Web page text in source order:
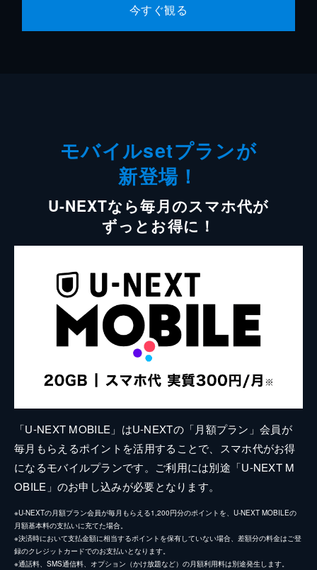
今すぐ観る
モバイルsetプランが
新登場！
U-NEXTなら毎月のスマホ代が
ずっとお得に！
「U-NEXT MOBILE」はU-NEXTの「月額プラン」会員が
毎月もらえるポイントを活用することで、スマホ代がお得
になるモバイルプランです。ご利用には別途「U-NEXT M
OBILE」のお申し込みが必要となります。
※U-NEXTの月額プラン会員が毎月もらえる1,200円分のポイントを、U-NEXT MOBILEの
月額基本料の支払いに充てた場合。
※決済時において支払金額に相当するポイントを保有していない場合、差額分の料金はご登
録のクレジットカードでのお支払いとなります。
※通話料、SMS通信料、オプション（かけ放題など）の月額利用料は別途発生します。